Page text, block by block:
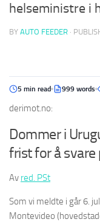
helseministre i
BY AUTO FEEDER ·
5 min read 999 words
derimot.no:
Dommer i
frist for å
Av red. PSt
Som vi meldte i går 6.
Montevideo